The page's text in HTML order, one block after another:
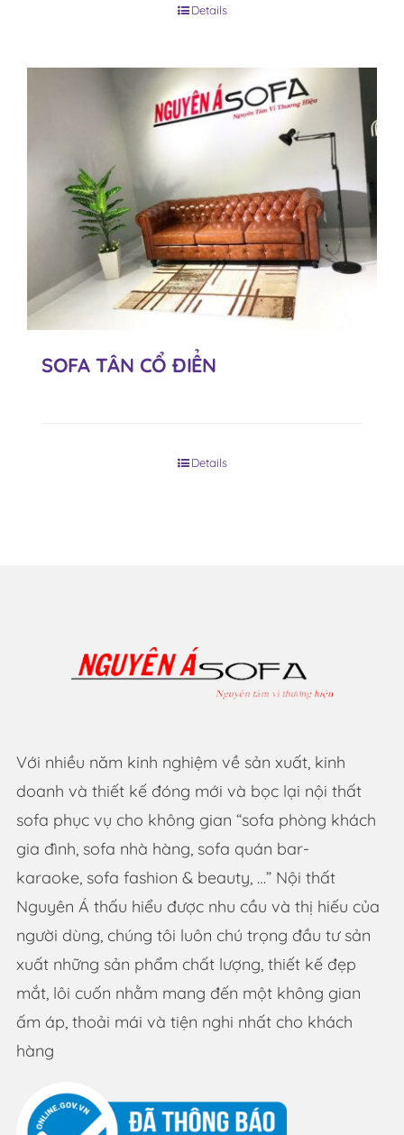
Details
SOFA TÂN CỔ ĐIỂN
Details
Với nhiều năm kinh nghiệm về sản xuất, kinh
doanh và thiết kế đóng mới và bọc lại nội thất
sofa phục vụ cho không gian “sofa phòng khách
gia đình, sofa nhà hàng, sofa quán bar-
karaoke, sofa fashion & beauty, …” Nội thất
Nguyên Á thấu hiểu được nhu cầu và thị hiếu của
người dùng, chúng tôi luôn chú trọng đầu tư sản
xuất những sản phẩm chất lượng, thiết kế đẹp
mắt, lôi cuốn nhằm mang đến một không gian
ấm áp, thoải mái và tiện nghi nhất cho khách
hàng